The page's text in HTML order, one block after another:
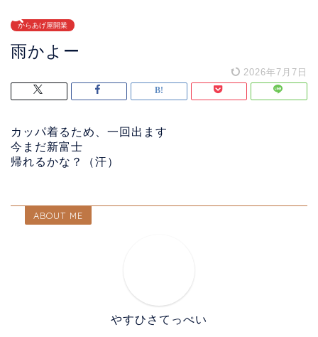
からあげ屋開業
雨かよー
2026年7月7日
カッパ着るため、一回出ます
今まだ新富士
帰れるかな？（汗）
ABOUT ME
やすひさてっぺい